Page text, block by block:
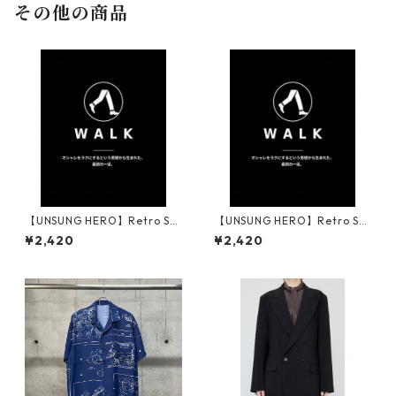
その他の商品
【UNSUNG HERO】Retro Sta
ndard Socks_ASH BLACK
¥2,420
【UNSUNG HERO】Retro Sta
ndard Socks_GRAY
¥2,420